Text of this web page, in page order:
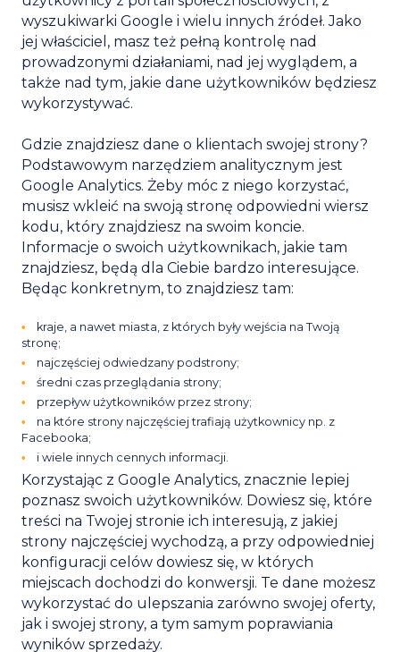
wyszukiwarki Google i wielu innych źródeł. Jako
jej właściciel, masz też pełną kontrolę nad
prowadzonymi działaniami, nad jej wyglądem, a
także nad tym, jakie dane użytkowników będziesz
wykorzystywać.
Gdzie znajdziesz dane o klientach swojej strony?
Podstawowym narzędziem analitycznym jest
Google Analytics. Żeby móc z niego korzystać,
musisz wkleić na swoją stronę odpowiedni wiersz
kodu, który znajdziesz na swoim koncie.
Informacje o swoich użytkownikach, jakie tam
znajdziesz, będą dla Ciebie bardzo interesujące.
Będąc konkretnym, to znajdziesz tam:
kraje, a nawet miasta, z których były wejścia na Twoją
stronę;
najczęściej odwiedzany podstrony;
średni czas przeglądania strony;
przepływ użytkowników przez strony;
na które strony najczęściej trafiają użytkownicy np. z
Facebooka;
i wiele innych cennych informacji.
Korzystając z Google Analytics, znacznie lepiej
poznasz swoich użytkowników. Dowiesz się, które
treści na Twojej stronie ich interesują, z jakiej
strony najczęściej wychodzą, a przy odpowiedniej
konfiguracji celów dowiesz się, w których
miejscach dochodzi do konwersji. Te dane możesz
wykorzystać do ulepszania zarówno swojej oferty,
jak i swojej strony, a tym samym poprawiania
wyników sprzedaży.